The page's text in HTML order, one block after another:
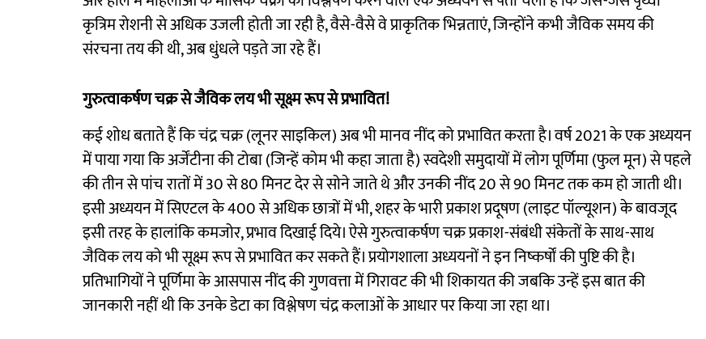
कृत्रिम रोशनी से अधिक उजली होती जा रही है, वैसे-वैसे वे प्राकृतिक भिन्नताएं, जिन्होंने कभी जैविक समय की
संरचना तय की थी, अब धुंधले पड़ते जा रहे हैं।
गुरुत्वाकर्षण चक्र से जैविक लय भी सूक्ष्म रूप से प्रभावित!
कई शोध बताते हैं कि चंद्र चक्र (लूनर साइकिल) अब भी मानव नींद को प्रभावित करता है। वर्ष 2021 के एक अध्ययन
में पाया गया कि अर्जेंटीना की टोबा (जिन्हें कोम भी कहा जाता है) स्वदेशी समुदायों में लोग पूर्णिमा (फुल मून) से पहले
की तीन से पांच रातों में 30 से 80 मिनट देर से सोने जाते थे और उनकी नींद 20 से 90 मिनट तक कम हो जाती थी।
इसी अध्ययन में सिएटल के 400 से अधिक छात्रों में भी, शहर के भारी प्रकाश प्रदूषण (लाइट पॉल्यूशन) के बावजूद
इसी तरह के हालांकि कमजोर, प्रभाव दिखाई दिये। ऐसे गुरुत्वाकर्षण चक्र प्रकाश-संबंधी संकेतों के साथ-साथ
जैविक लय को भी सूक्ष्म रूप से प्रभावित कर सकते हैं। प्रयोगशाला अध्ययनों ने इन निष्कर्षों की पुष्टि की है।
प्रतिभागियों ने पूर्णिमा के आसपास नींद की गुणवत्ता में गिरावट की भी शिकायत की जबकि उन्हें इस बात की
जानकारी नहीं थी कि उनके डेटा का विश्लेषण चंद्र कलाओं के आधार पर किया जा रहा था।